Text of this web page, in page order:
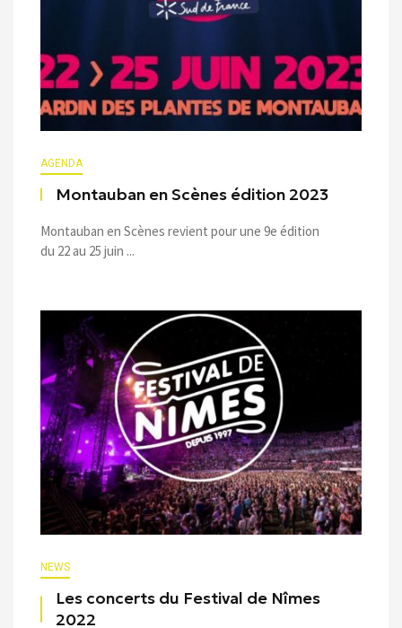
AGENDA
Montauban en Scènes édition 2023
Montauban en Scènes revient pour une 9e édition
du 22 au 25 juin ...
NEWS
Les concerts du Festival de Nîmes
2022